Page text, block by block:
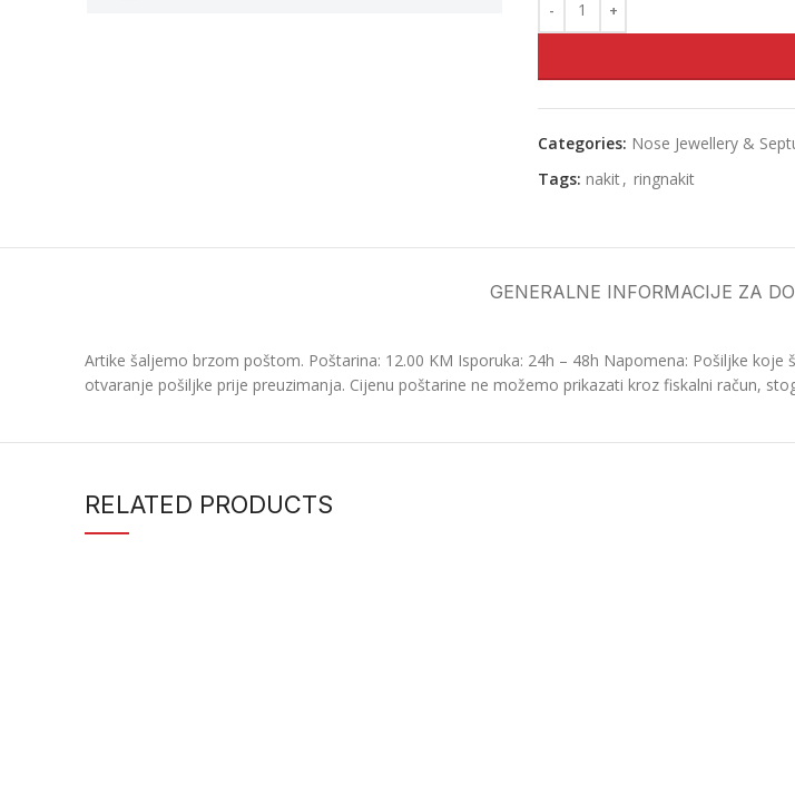
Categories: Nose Jewellery &
Tags: nakit, ringnakit
GENERALNE INFORMACIJE ZA
Artike šaljemo brzom poštom. Poštarina: 12.00 KM Isporuka: 24h – 48h Napomena: Pošiljke
otvaranje pošiljke prije preuzimanja. Cijenu poštarine ne možemo prikazati kroz fiskalni račun,
RELATED PRODUCTS